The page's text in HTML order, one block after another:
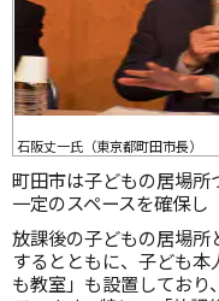
石阪丈一氏（東京都町田市長）
町田市は子どもの居場所
一定のスペースを確保し
放課後の子どもの居場
するとともに、子ども
も教室」も設置してお